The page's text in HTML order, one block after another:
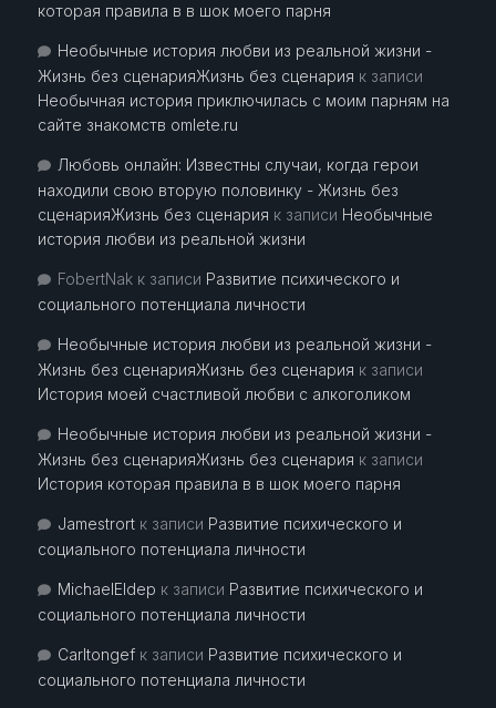
которая правила в в шок моего парня
Необычные история любви из реальной жизни -
Жизнь без сценарияЖизнь без сценария к записи
Необычная история приключилась с моим парням на
сайте знакомств omlete.ru
Любовь онлайн: Известны случаи, когда герои
находили свою вторую половинку - Жизнь без
сценарияЖизнь без сценария к записи Необычные
история любви из реальной жизни
FobertNakк записи Развитие психического и
социального потенциала личности
Необычные история любви из реальной жизни -
Жизнь без сценарияЖизнь без сценария к записи
История моей счастливой любви с алкоголиком
Необычные история любви из реальной жизни -
Жизнь без сценарияЖизнь без сценария к записи
История которая правила в в шок моего парня
Jamestrortк записи Развитие психического и
социального потенциала личности
MichaelEldep к записи Развитие психического и
социального потенциала личности
Carltongefк записи Развитие психического и
социального потенциала личности